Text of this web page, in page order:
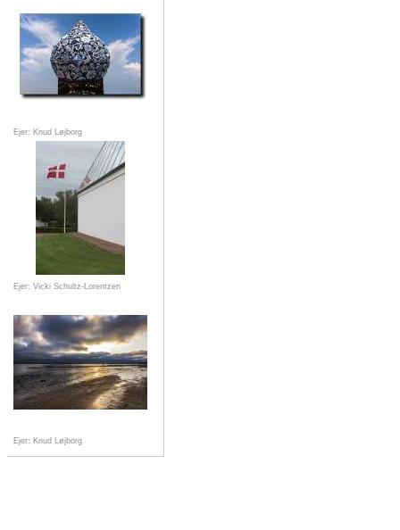
Ejer: Knud Løjborg
Ejer: Vicki Schultz-Lorentzen
Ejer: Knud Løjborg